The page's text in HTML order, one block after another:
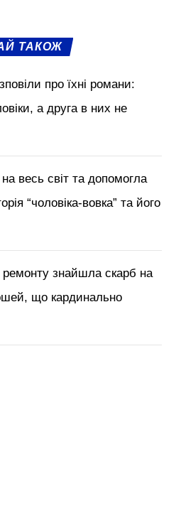
ТАКОЖ
про їхні романи:
а друга в них не
весь світ та допомогла
“чоловіка-вовка” та його
знайшла скарб на
що кардинально